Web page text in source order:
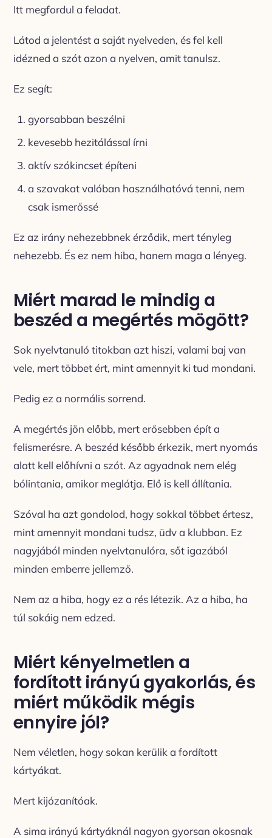
Itt megfordul a feladat.
Látod a jelentést a saját nyelveden, és fel kell
idézned a szót azon a nyelven, amit tanulsz.
Ez segít:
gyorsabban beszélni
kevesebb hezitálással írni
aktív szókincset építeni
a szavakat valóban használhatóvá tenni, nem
csak ismerőssé
Ez az irány nehezebbnek érződik, mert tényleg
nehezebb. És ez nem hiba, hanem maga a lényeg.
Miért marad le mindig a
beszéd a megértés mögött?
Sok nyelvtanuló titokban azt hiszi, valami baj van
vele, mert többet ért, mint amennyit ki tud mondani.
Pedig ez a normális sorrend.
A megértés jön előbb, mert erősebben épít a
felismerésre. A beszéd később érkezik, mert nyomás
alatt kell előhívni a szót. Az agyadnak nem elég
bólintania, amikor meglátja. Elő is kell állítania.
Szóval ha azt gondolod, hogy sokkal többet értesz,
mint amennyit mondani tudsz, üdv a klubban. Ez
nagyjából minden nyelvtanulóra, sőt igazából
minden emberre jellemző.
Nem az a hiba, hogy ez a rés létezik. Az a hiba, ha
túl sokáig nem edzed.
Miért kényelmetlen a
fordított irányú gyakorlás, és
miért működik mégis
ennyire jól?
Nem véletlen, hogy sokan kerülik a fordított
kártyákat.
Mert kijózanítóak.
A sima irányú kártyáknál nagyon gyorsan okosnak